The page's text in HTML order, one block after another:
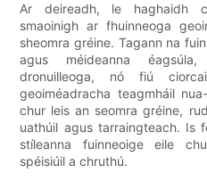
Ar deireadh, le haghaidh
smaoinigh ar fhuinneoga
sheomra gréine. Tagann na
agus méideanna
dronuilleoga, nó fiú
geoiméadracha teagmháil
chur leis an seomra gréine,
uathúil agus tarraingteach. Is
stíleanna fuinneoige eile
spéisiúil a chruthú.